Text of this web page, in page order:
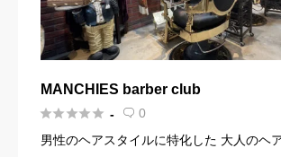
MANCHIES barber club
 -  0
男性のヘアスタイルに特化した 大人のヘ